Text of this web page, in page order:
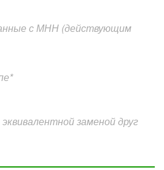
с МНН (действующим
заменой друг